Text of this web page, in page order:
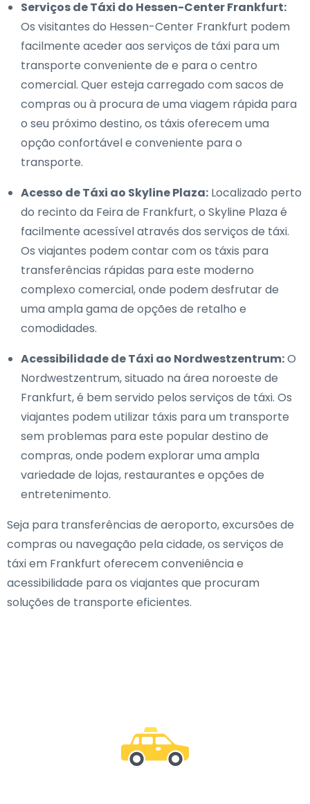
Serviços de Táxi do Hessen-Center Frankfurt:
Os visitantes do Hessen-Center Frankfurt podem
facilmente aceder aos serviços de táxi para um
transporte conveniente de e para o centro
comercial. Quer esteja carregado com sacos de
compras ou à procura de uma viagem rápida para
o seu próximo destino, os táxis oferecem uma
opção confortável e conveniente para o
transporte.
Acesso de Táxi ao Skyline Plaza: Localizado perto
do recinto da Feira de Frankfurt, o Skyline Plaza é
facilmente acessível através dos serviços de táxi.
Os viajantes podem contar com os táxis para
transferências rápidas para este moderno
complexo comercial, onde podem desfrutar de
uma ampla gama de opções de retalho e
comodidades.
Acessibilidade de Táxi ao Nordwestzentrum:O
Nordwestzentrum, situado na área noroeste de
Frankfurt, é bem servido pelos serviços de táxi. Os
viajantes podem utilizar táxis para um transporte
sem problemas para este popular destino de
compras, onde podem explorar uma ampla
variedade de lojas, restaurantes e opções de
entretenimento.
Seja para transferências de aeroporto, excursões de
compras ou navegação pela cidade, os serviços de
táxi em Frankfurt oferecem conveniência e
acessibilidade para os viajantes que procuram
soluções de transporte eficientes.